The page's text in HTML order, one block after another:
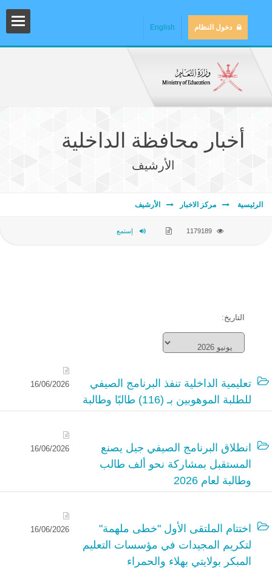
دخول النظام English
أخبار محافظة الداخلية
الأرشيف
الرئيسية مركز الاخبار الأرشيف
1179189 إستمع
التاريخ:
تعليمية الداخلية تنفذ البرنامج الصيفي
للطلبة الموهوبين بـ (116) طالبًا وطالبة
16/06/2026
انطلاق البرنامج الصيفي جيل يصنع
المستقبل بمشاركة نحو ألف طالب
وطالبة لعام 2026
16/06/2026
اختتام الملتقى الأول "خطى ملهمة"
لتكريم المجيدات في مؤسسات التعليم
المبكر بولايتي بهلاء والحمراء
16/06/2026